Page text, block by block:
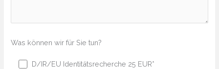
Was können wir für Sie tun?
D/IR/EU Identitätsrecherche 25 EUR*